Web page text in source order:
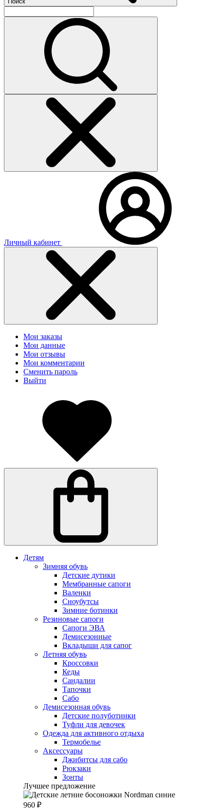
Личный кабинет
Мои заказы
Мои данные
Мои отзывы
Мои комментарии
Сменить пароль
Выйти
Детям
Зимняя обувь
Детские дутики
Мембранные сапоги
Валенки
Сноубутсы
Зимние ботинки
Резиновые сапоги
Сапоги ЭВА
Демисезонные
Вкладыши для сапог
Летняя обувь
Кроссовки
Кеды
Сандалии
Тапочки
Сабо
Демисезонная обувь
Детские полуботинки
Туфли для девочек
Одежда для активного отдыха
Термобелье
Аксессуары
Джибитсы для сабо
Рюкзаки
Зонты
Лучшее предложение
960 ₽